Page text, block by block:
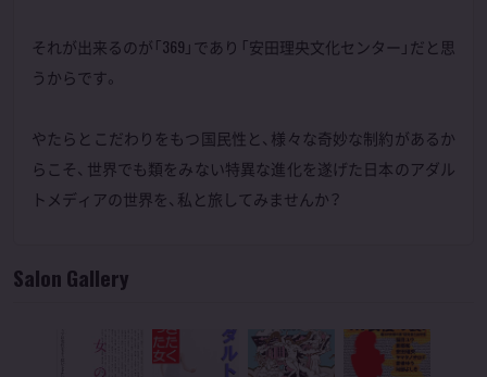
それが出来るのが「369」であり「安田理央文化センター」だと思
うからです。
やたらとこだわりをもつ国民性と、様々な奇妙な制約があるか
らこそ、世界でも類をみない特異な進化を遂げた日本のアダル
トメディアの世界を、私と旅してみませんか？
Salon Gallery